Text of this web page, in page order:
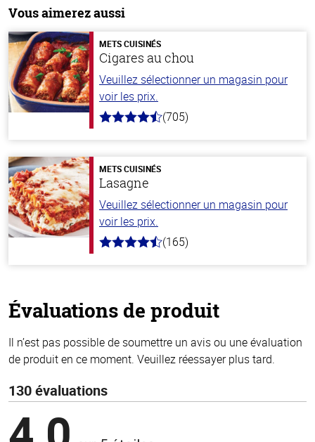
Vous aimerez aussi
METS CUISINÉS
Cigares au chou
Veuillez sélectionner un magasin pour
voir les prix.
4.6
stars
(705)
METS CUISINÉS
Lasagne
Veuillez sélectionner un magasin pour
voir les prix.
4.1
(165)
Évaluations de produit
Il n’est pas possible de soumettre un avis ou une évaluation
de produit en ce moment. Veuillez réessayer plus tard.
130 évaluations